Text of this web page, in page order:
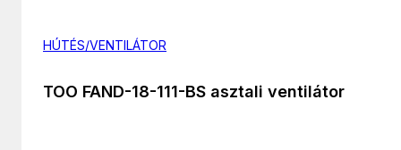
HÚTÉS/VENTILÁTOR
TOO FAND-18-111-BS asztali ventilátor